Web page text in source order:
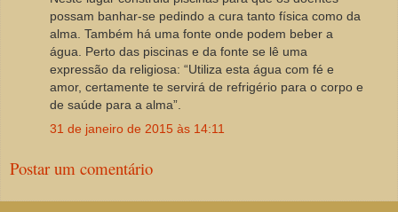
possam banhar-se pedindo a cura tanto física como da
alma. Também há uma fonte onde podem beber a
água. Perto das piscinas e da fonte se lê uma
expressão da religiosa: “Utiliza esta água com fé e
amor, certamente te servirá de refrigério para o corpo e
de saúde para a alma”.
31 de janeiro de 2015 às 14:11
Postar um comentário